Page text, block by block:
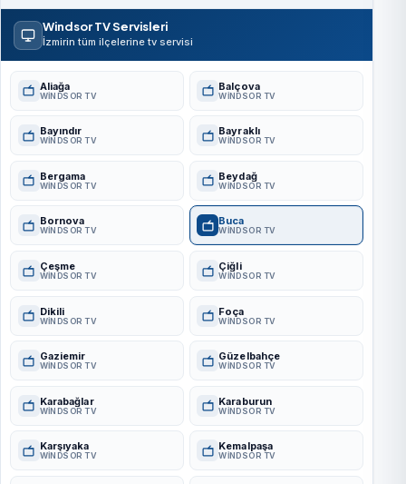
Windsor TV Servisleri
İzmirin tüm ilçelerine tv servisi
Aliağa
WINDSOR TV
Balçova
WINDSOR TV
Bayındır
WINDSOR TV
Bayraklı
WINDSOR TV
Bergama
WINDSOR TV
Beydağ
WINDSOR TV
Bornova
WINDSOR TV
Buca
WINDSOR TV
Çeşme
WINDSOR TV
Çiğli
WINDSOR TV
Dikili
WINDSOR TV
Foça
WINDSOR TV
Gaziemir
WINDSOR TV
Güzelbahçe
WINDSOR TV
Karabağlar
WINDSOR TV
Karaburun
WINDSOR TV
Karşıyaka
WINDSOR TV
Kemalpaşa
WINDSOR TV